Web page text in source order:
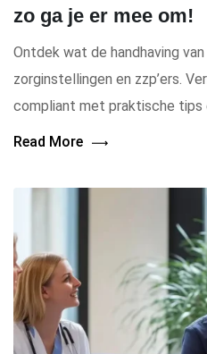
zo ga je er mee om!
Ontdek wat de handhaving
zorginstellingen en zzp’ers.
compliant met praktische tips
Read More